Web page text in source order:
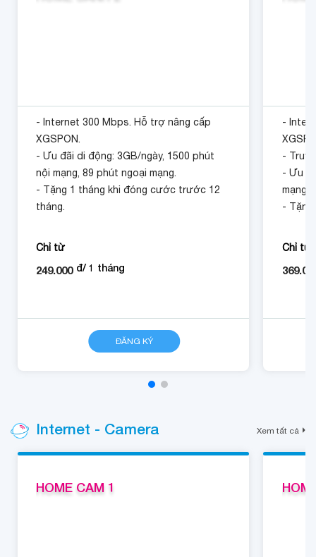
- Internet 300 Mbps. Hỗ trợ nâng cấp
XGSPON.
- Ưu đãi di động: 3GB/ngày, 1500 phút
nội mạng, 89 phút ngoại mạng.
- Tặng 1 tháng khi đóng cước trước 12
tháng.
Chỉ từ
249.000 đ/1 tháng
ĐĂNG KÝ
-
-
- Ưu
mạng,
-
Chỉ từ
Internet - Camera Xem tất cả
HOME CAM 1